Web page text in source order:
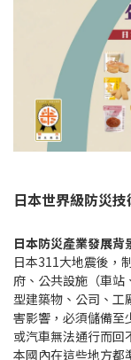
日本世界級防災
日本防災產業發展背
日本311大地震後，
府、公共設施（車站
型建築物、公司、工
害影響，必須儲備至
或汽車無法通行而回
本國內在這些地方都